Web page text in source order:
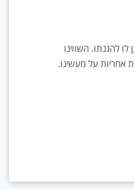
להגנתו. השווינו
אחריות על מעשינו.